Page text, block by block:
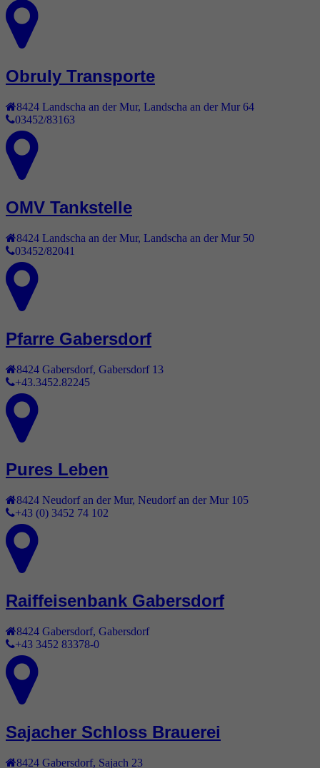
Obruly Transporte
8424 Landscha an der Mur, Landscha an der Mur 64
03452/83163
OMV Tankstelle
8424 Landscha an der Mur, Landscha an der Mur 50
03452/82041
Pfarre Gabersdorf
8424 Gabersdorf, Gabersdorf 13
+43.3452.82245
Pures Leben
8424 Neudorf an der Mur, Neudorf an der Mur 105
+43 (0) 3452 74 102
Raiffeisenbank Gabersdorf
8424 Gabersdorf, Gabersdorf
+43 3452 83378-0
Sajacher Schloss Brauerei
8424 Gabersdorf, Sajach 23